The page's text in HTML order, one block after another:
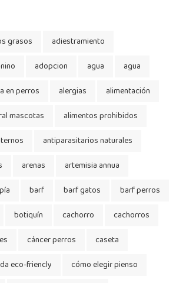
grasos
adiestramiento
adopcion agua
agua
en perros alergias
alimentación
mascotas
alimentos prohibidos
antiparasitarios naturales
arenas
artemisia annua
barf barf gatos
barf perros
botiquín cachorro
cachorros
cáncer perros
caseta
eco-friencly cómo elegir pienso